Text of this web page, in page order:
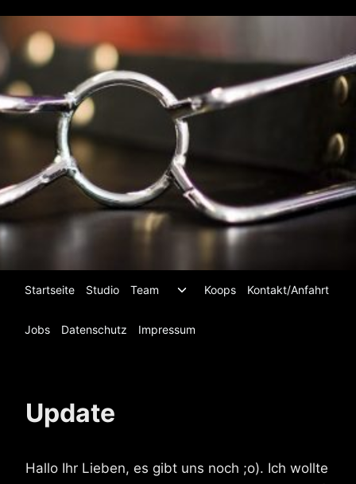
Inhalt
springen
Startseite Studio Team
Untermenü
umschalten
Koops Kontakt/Anfahrt
Jobs Datenschutz Impressum
Update
Hallo Ihr Lieben, es gibt uns noch ;o). Ich wollte